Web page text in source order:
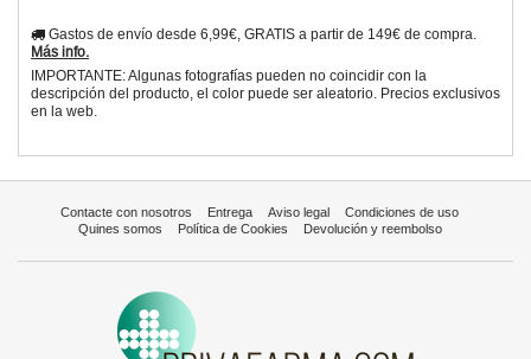
Gastos de envío desde 6,99€, GRATIS a partir de 149€ de compra.
Más info.
IMPORTANTE: Algunas fotografías pueden no coincidir con la
descripción del producto, el color puede ser aleatorio. Precios exclusivos
en la web.
Contacte con nosotros Entrega Aviso legal
Condiciones de uso
Quines somos
Política de Cookies Devolución y reembolso